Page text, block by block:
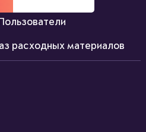
расходных материалов